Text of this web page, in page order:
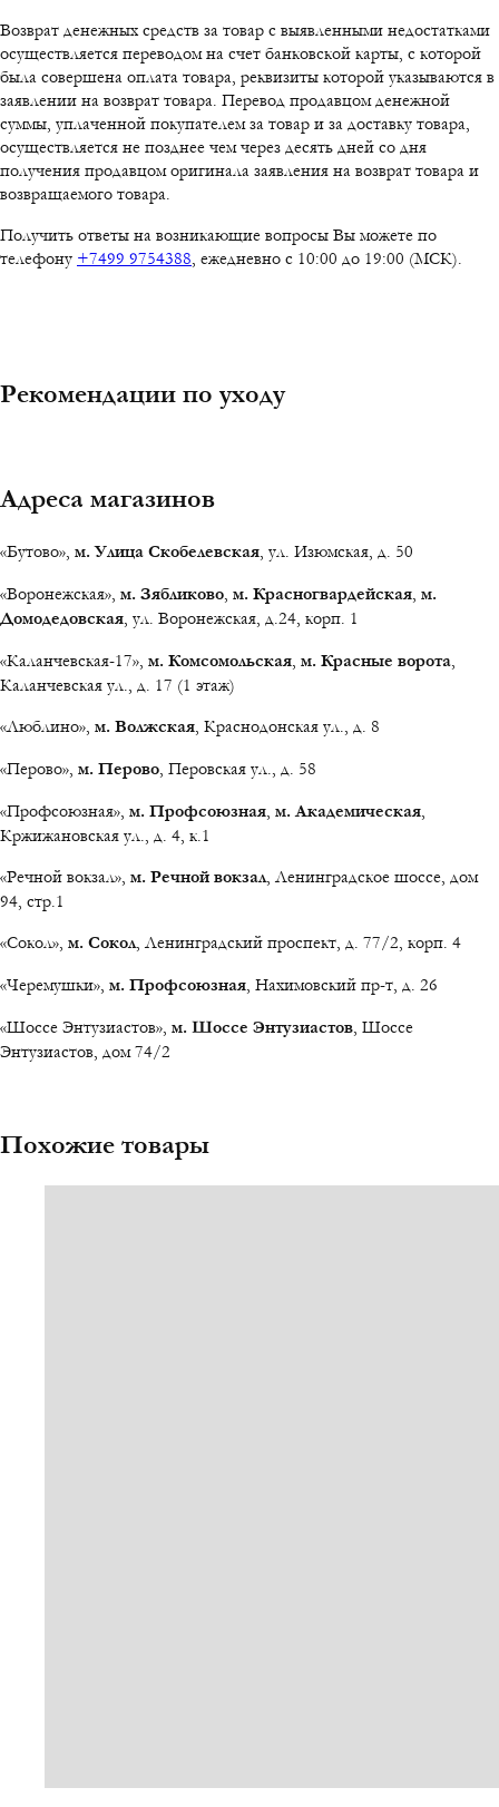
Возврат денежных средств за товар с выявленными недостатками
осуществляется переводом на счет банковской карты, с которой
была совершена оплата товара, реквизиты которой указываются в
заявлении на возврат товара. Перевод продавцом денежной
суммы, уплаченной покупателем за товар и за доставку товара,
осуществляется не позднее чем через десять дней со дня
получения продавцом оригинала заявления на возврат товара и
возвращаемого товара.
Получить ответы на возникающие вопросы Вы можете по
телефону +7499 9754388, ежедневно с 10:00 до 19:00 (МСК).
Рекомендации по уходу
Адреса магазинов
«Бутово», м. Улица Скобелевская, ул. Изюмская, д. 50
«Воронежская», м. Зябликово, м. Красногвардейская, м.
Домодедовская, ул. Воронежская, д.24, корп. 1
«Каланчевская-17», м. Комсомольская, м. Красные ворота,
Каланчевская ул., д. 17 (1 этаж)
«Люблино», м. Волжская, Краснодонская ул., д. 8
«Перово», м. Перово, Перовская ул., д. 58
«Профсоюзная», м. Профсоюзная, м. Академическая,
Кржижановская ул., д. 4, к.1
«Речной вокзал», м. Речной вокзал, Ленинградское шоссе, дом
94, стр.1
«Сокол», м. Сокол, Ленинградский проспект, д. 77/2, корп. 4
«Черемушки», м. Профсоюзная, Нахимовский пр-т, д. 26
«Шоссе Энтузиастов», м. Шоссе Энтузиастов, Шоссе
Энтузиастов, дом 74/2
Похожие товары